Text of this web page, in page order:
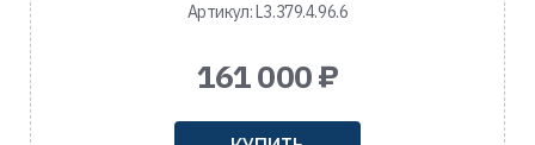
Артикул: L3.379.4.96.6
161 000 ₽